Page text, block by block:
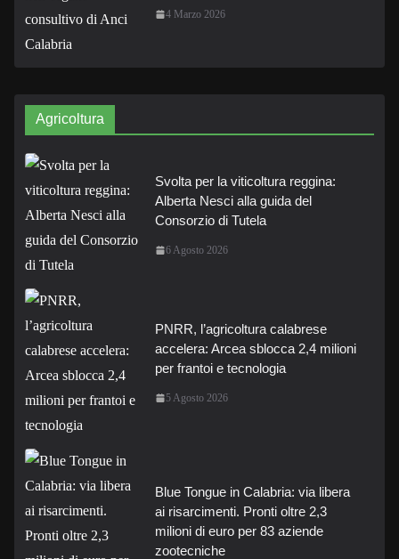
4 Marzo 2026
Agricoltura
Svolta per la viticoltura reggina:
Alberta Nesci alla guida del
Consorzio di Tutela
6 Agosto 2026
PNRR, l’agricoltura calabrese
accelera: Arcea sblocca 2,4 milioni
per frantoi e tecnologia
5 Agosto 2026
Blue Tongue in Calabria: via libera
ai risarcimenti. Pronti oltre 2,3
milioni di euro per 83 aziende
zootecniche